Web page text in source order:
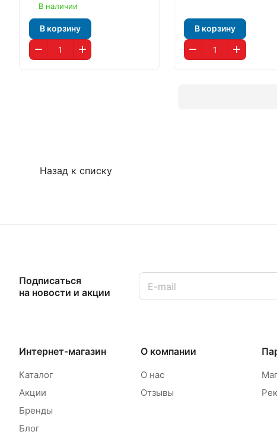
В наличии
В корзину В корзину
Назад к списку
Подписаться
на новости и акции
Интернет-магазин
Каталог
Акции
Бренды
Блог
О компании
О нас
Отзывы